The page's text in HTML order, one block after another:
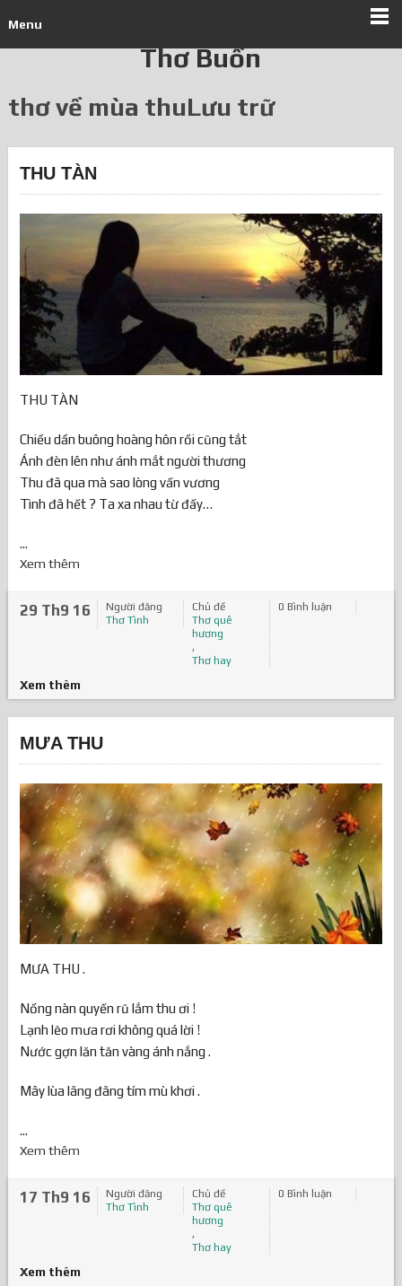
Menu
Thơ Buồn
thơ về mùa thuLưu trữ
THU TÀN
THU TÀN
Chiều dần buông hoàng hôn rồi cũng tắt
Ánh đèn lên như ánh mắt người thương
Thu đã qua mà sao lòng vấn vương
Tình đã hết ? Ta xa nhau từ đấy…
...
Xem thêm
29 Th9 16
Người đăng
Thơ Tình
Chủ đề
Thơ quê
hương
,
Thơ hay
0 Bình luận
Xem thêm
MƯA THU
MƯA THU .
Nồng nàn quyến rũ lắm thu ơi !
Lạnh lẽo mưa rơi không quá lời !
Nước gợn lăn tăn vàng ánh nắng .
Mây lùa lãng đãng tím mù khơi .
...
Xem thêm
17 Th9 16
Người đăng
Thơ Tình
Chủ đề
Thơ quê
hương
,
Thơ hay
0 Bình luận
Xem thêm